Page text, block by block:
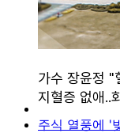
주식 열풍에 '